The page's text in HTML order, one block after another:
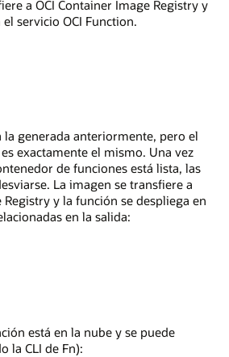
a OCI Container Image Registry y
servicio OCI Function.
la generada anteriormente, pero el
exactamente el mismo. Una vez
de funciones está lista, las
La imagen se transfiere a
Registry y la función se despliega en
en la salida:
está en la nube y se puede
la CLI de Fn):